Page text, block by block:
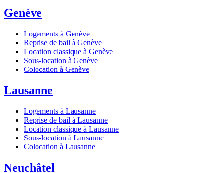
Genève
Logements à Genève
Reprise de bail à Genève
Location classique à Genève
Sous-location à Genève
Colocation à Genève
Lausanne
Logements à Lausanne
Reprise de bail à Lausanne
Location classique à Lausanne
Sous-location à Lausanne
Colocation à Lausanne
Neuchâtel